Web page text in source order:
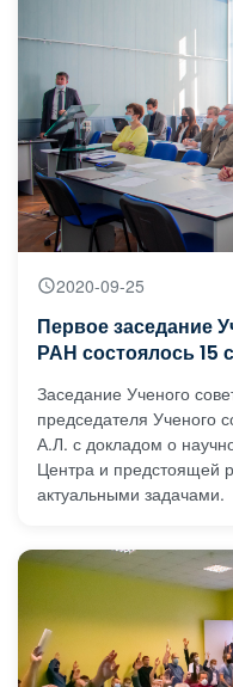
2020-09-25
Первое заседание
РАН состоялось 15
Заседание Ученого
председателя Ученого
А.Л. с докладом о
Центра и предстоящей
актуальными задачами.